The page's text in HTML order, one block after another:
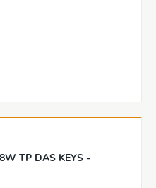
TP DAS KEYS -